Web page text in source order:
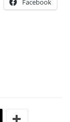
Facebook